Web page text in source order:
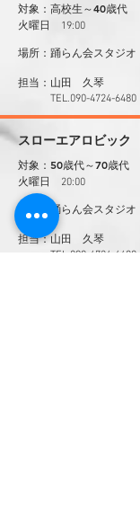
対象：高校生～40歳代
火曜日 19:00
場所：踊らん会スタジオ
​担当： 山田 久琴
​ TEL.090-4724-6480
スローエアロビック
対象：50歳代～70歳代
火曜日 20:00
場所：踊らん会スタジオ
​担当：山田 久琴
​ TEL.090-4724-6480